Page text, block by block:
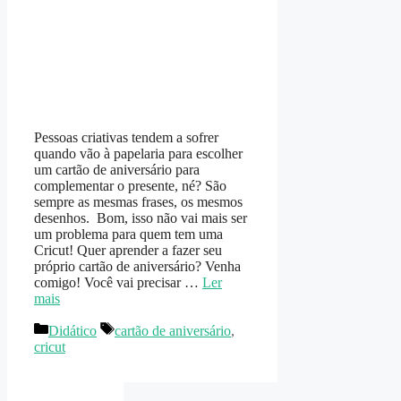
Pessoas criativas tendem a sofrer
quando vão à papelaria para escolher
um cartão de aniversário para
complementar o presente, né? São
sempre as mesmas frases, os mesmos
desenhos. Bom, isso não vai mais ser
um problema para quem tem uma
Cricut! Quer aprender a fazer seu
próprio cartão de aniversário? Venha
comigo! Você vai precisar … Ler
mais
Categorias
Didático Tags
cartão de aniversário,
cricut